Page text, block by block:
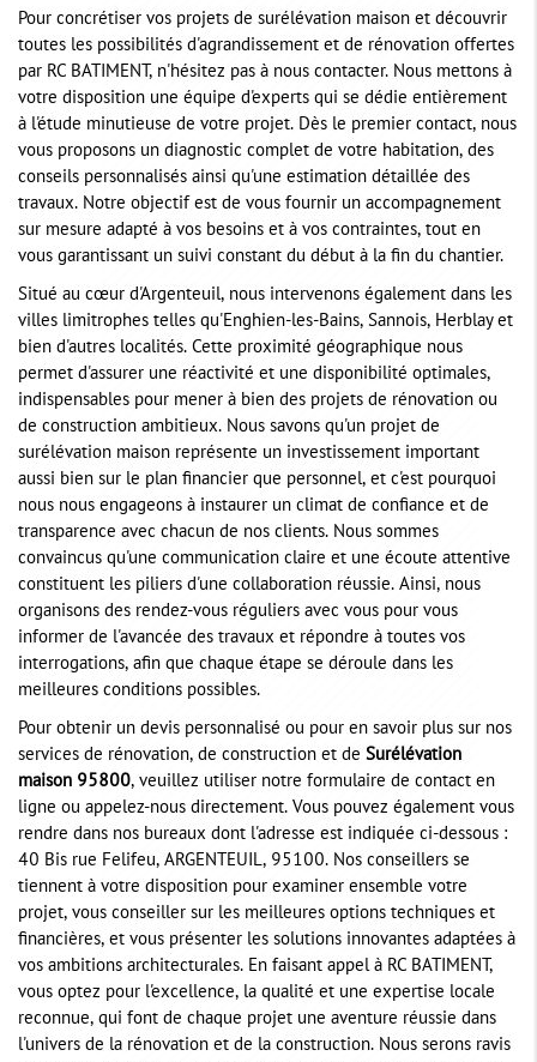
Pour concrétiser vos projets de surélévation maison et découvrir
toutes les possibilités d'agrandissement et de rénovation offertes
par RC BATIMENT, n'hésitez pas à nous contacter. Nous mettons à
votre disposition une équipe d'experts qui se dédie entièrement
à l'étude minutieuse de votre projet. Dès le premier contact, nous
vous proposons un diagnostic complet de votre habitation, des
conseils personnalisés ainsi qu'une estimation détaillée des
travaux. Notre objectif est de vous fournir un accompagnement
sur mesure adapté à vos besoins et à vos contraintes, tout en
vous garantissant un suivi constant du début à la fin du chantier.
Situé au cœur d'Argenteuil, nous intervenons également dans les
villes limitrophes telles qu'Enghien-les-Bains, Sannois, Herblay et
bien d'autres localités. Cette proximité géographique nous
permet d'assurer une réactivité et une disponibilité optimales,
indispensables pour mener à bien des projets de rénovation ou
de construction ambitieux. Nous savons qu'un projet de
surélévation maison représente un investissement important
aussi bien sur le plan financier que personnel, et c'est pourquoi
nous nous engageons à instaurer un climat de confiance et de
transparence avec chacun de nos clients. Nous sommes
convaincus qu'une communication claire et une écoute attentive
constituent les piliers d'une collaboration réussie. Ainsi, nous
organisons des rendez-vous réguliers avec vous pour vous
informer de l'avancée des travaux et répondre à toutes vos
interrogations, afin que chaque étape se déroule dans les
meilleures conditions possibles.
Pour obtenir un devis personnalisé ou pour en savoir plus sur nos
services de rénovation, de construction et de Surélévation
maison 95800, veuillez utiliser notre formulaire de contact en
ligne ou appelez-nous directement. Vous pouvez également vous
rendre dans nos bureaux dont l'adresse est indiquée ci-dessous :
40 Bis rue Felifeu, ARGENTEUIL, 95100. Nos conseillers se
tiennent à votre disposition pour examiner ensemble votre
projet, vous conseiller sur les meilleures options techniques et
financières, et vous présenter les solutions innovantes adaptées à
vos ambitions architecturales. En faisant appel à RC BATIMENT,
vous optez pour l'excellence, la qualité et une expertise locale
reconnue, qui font de chaque projet une aventure réussie dans
l'univers de la rénovation et de la construction. Nous serons ravis